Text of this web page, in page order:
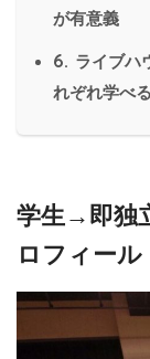
が有意義
6. ライブハ
れぞれ学べ
学生→即独
ロフィール